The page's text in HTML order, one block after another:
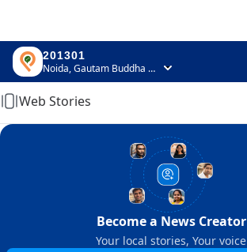
201301
Noida, Gautam Buddha Nagar, Uttar Pradesh
Home
Web Stories
Become a News Creator
Your local stories, Your voice